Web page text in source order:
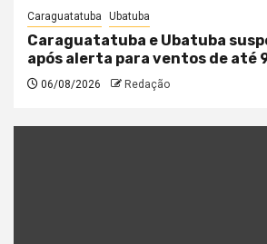
Caraguatatuba Ubatuba
Caraguatatuba e Ubatuba
após alerta para ventos de até
06/08/2026 Redação